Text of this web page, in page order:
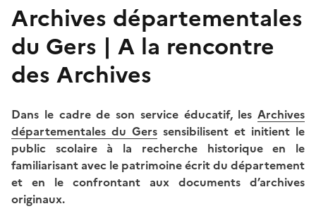
Archives départementales
du Gers | A la rencontre
des Archives
Dans le cadre de son service éducatif, les Archives
départementales du Gers sensibilisent et initient le
public scolaire à la recherche historique en le
familiarisant avec le patrimoine écrit du département
et en le confrontant aux documents d’archives
originaux.